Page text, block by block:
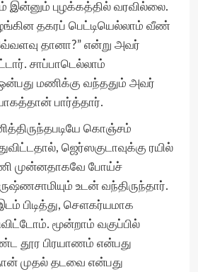
இன்னும் புழக்கத்தில் வரவில்லை.
தகரப் பெட்டியெல்லாம் வீண்
தானா?” என்று அவர்
சாப்பாடெல்லாம்
மணிக்கு வந்ததும் அவர்
பார்த்தார்.
கொஞ்சம்
ஜெர்ஸகுடாவுக்கு ரயில்
முன்னதாகவே போய்ச்
உடன் வந்திருந்தார்.
பிடித்து, சௌகர்யமாக
மூன்றாம் வகுப்பில்
தூர பிரயாணம் என்பது
முதல் தடவை என்பது